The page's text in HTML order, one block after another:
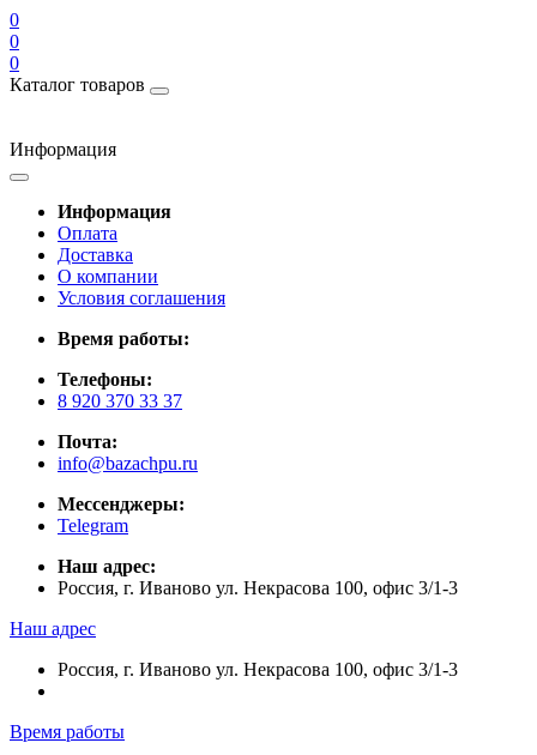
0
0
0
Каталог товаров
Информация
Информация
Оплата
Доставка
О компании
Условия соглашения
Время работы:
Телефоны:
8 920 370 33 37
Почта:
info@bazachpu.ru
Мессенджеры:
Telegram
Наш адрес:
Россия, г. Иваново ул. Некрасова 100, офис 3/1-3
Наш адрес
Россия, г. Иваново ул. Некрасова 100, офис 3/1-3
Время работы